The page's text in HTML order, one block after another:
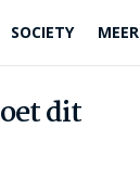
SOCIETY MEER
dit